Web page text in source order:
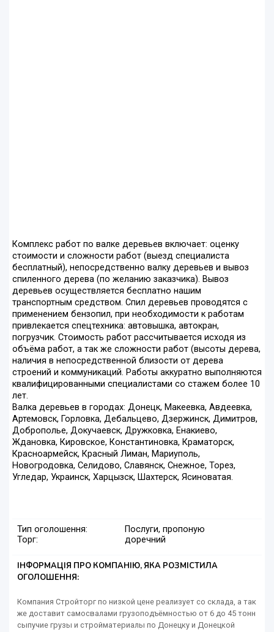
Комплекс работ по валке деревьев включает: оценку
стоимости и сложности работ (выезд специалиста
бесплатный), непосредственно валку деревьев и вывоз
спиленного дерева (по желанию заказчика). Вывоз
деревьев осуществляется бесплатно нашим
транспортным средством. Спил деревьев проводятся с
применением бензопил, при необходимости к работам
привлекается спецтехника: автовышка, автокран,
погрузчик. Стоимость работ рассчитывается исходя из
объёма работ, а так же сложности работ (высоты дерева,
наличия в непосредственной близости от дерева
строений и коммуникаций. Работы аккуратно выполняются
квалифицированными специалистами со стажем более 10
лет.
Валка деревьев в городах: Донецк, Макеевка, Авдеевка,
Артемовск, Горловка, Дебальцево, Дзержинск, Димитров,
Доброполье, Докучаевск, Дружковка, Енакиево,
Ждановка, Кировское, Константиновка, Краматорск,
Красноармейск, Красный Лиман, Мариуполь,
Новогродовка, Селидово, Славянск, Снежное, Торез,
Угледар, Украинск, Харцызск, Шахтерск, Ясиноватая.
Тип оголошення:
Послуги, пропоную
Торг:
доречний
ІНФОРМАЦІЯ ПРО КОМПАНІЮ, ЯКА РОЗМІСТИЛА
ОГОЛОШЕННЯ:
Компания Стройторг по низкой цене реализует со склада, а так
же доставит самосвалами грузоподъёмностью от 6 до 45 тонн
сыпучие грузы и стройматериалы по Донецку и Донецкой